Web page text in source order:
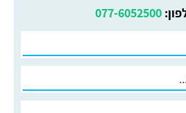
077-6052500